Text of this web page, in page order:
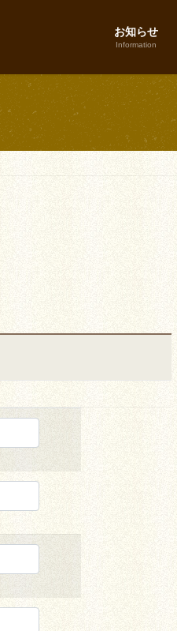
お知らせ
Information